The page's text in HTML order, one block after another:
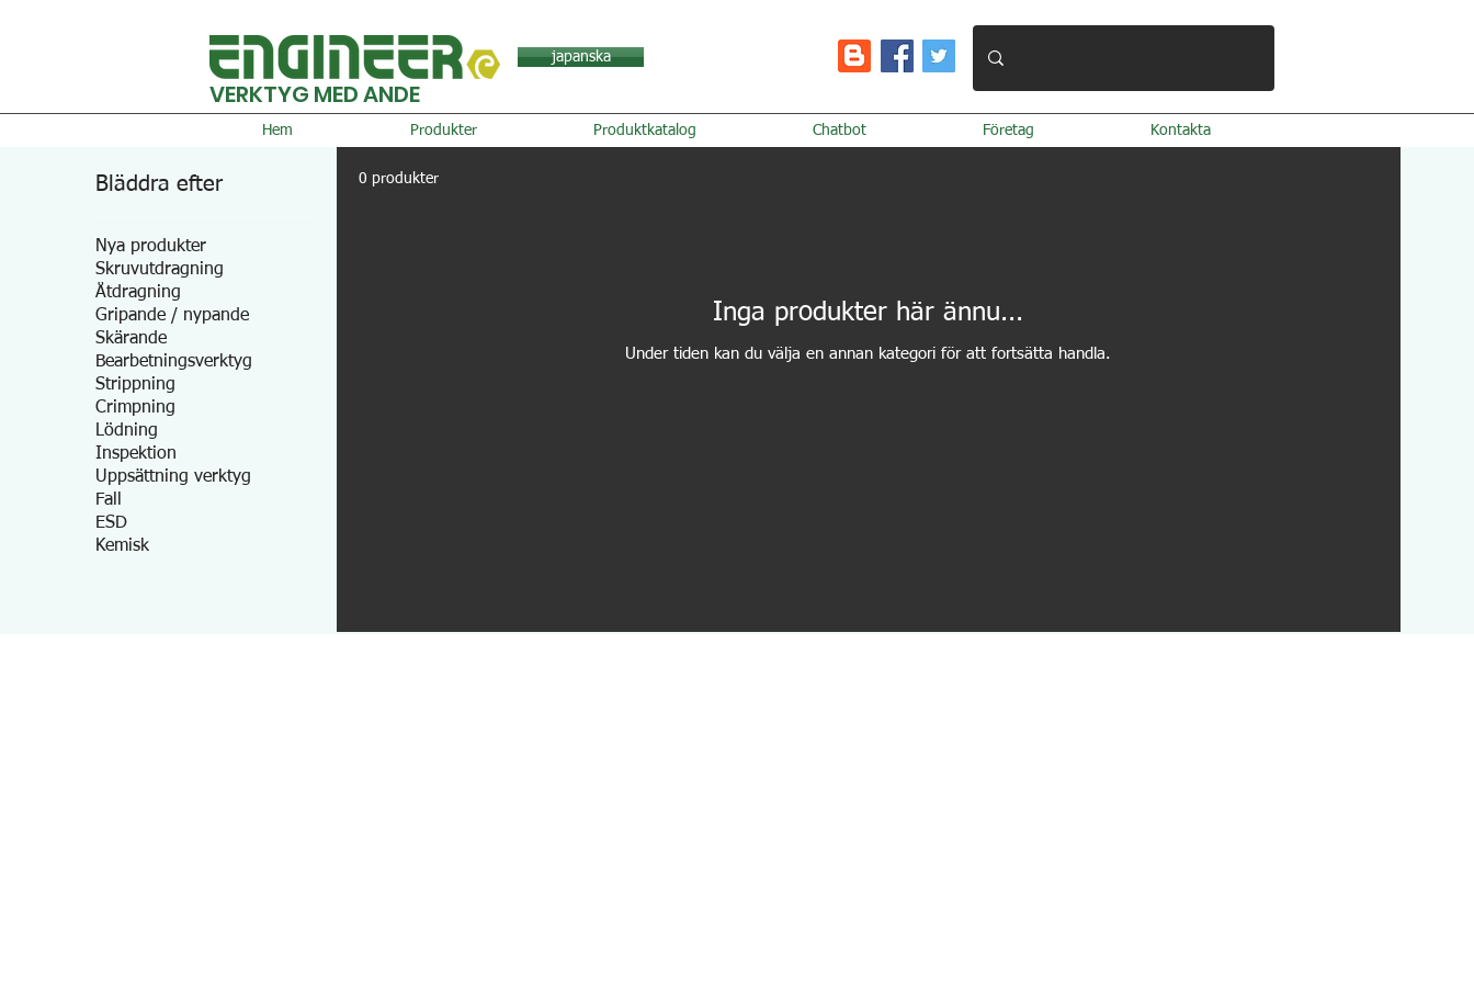
japanska
VERKTYG MED ANDE
Hem Produkter Produktkatalog Chatbot Företag Kontakta
Bläddra efter
Nya produkter
Skruvutdragning
Åtdragning
Gripande / nypande
Skärande
Bearbetningsverktyg
Strippning
Crimpning
Lödning
Inspektion
Uppsättning verktyg
Fall
ESD
Kemisk
0 produkter
Inga produkter här ännu...
Under tiden kan du välja en annan kategori för att fortsätta handla.